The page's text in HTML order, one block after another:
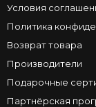
Условия
Политика
Возврат товара
Производители
Подарочные
Партнёрская